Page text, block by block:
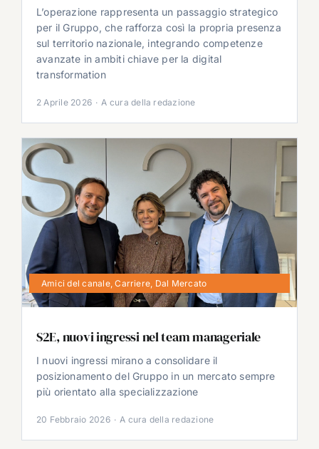
L’operazione rappresenta un passaggio strategico
per il Gruppo, che rafforza così la propria presenza
sul territorio nazionale, integrando competenze
avanzate in ambiti chiave per la digital
transformation
2 Aprile 2026 · A cura della redazione
Amici del canale,Carriere Dal Mercato
S2E, nuovi ingressi nel team manageriale
I nuovi ingressi mirano a consolidare il
posizionamento del Gruppo in un mercato sempre
più orientato alla specializzazione
20 Febbraio 2026 · A cura della redazione